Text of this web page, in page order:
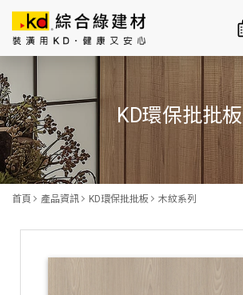
導
覽
|
K
D
科
KD環保批批板
首頁 產品資訊 KD環保批批板 木紋系列
總公司資訊